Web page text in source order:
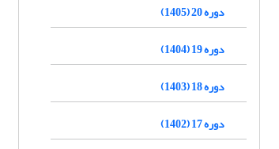
دوره 20 (1405)
دوره 19 (1404)
دوره 18 (1403)
دوره 17 (1402)